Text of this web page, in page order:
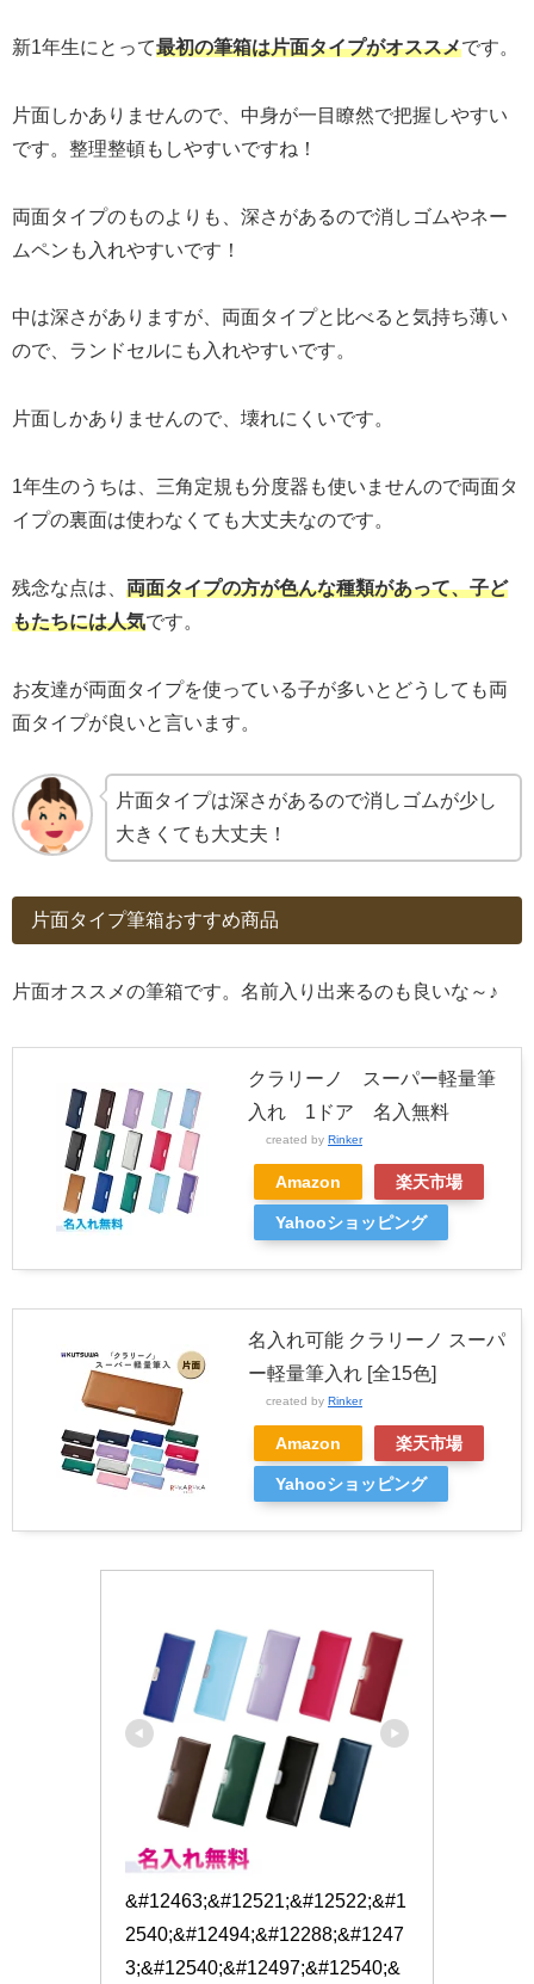
新1年生にとって最初の筆箱は片面タイプがオススメです。
片面しかありませんので、中身が一目瞭然で把握しやすい
です。整理整頓もしやすいですね！
両面タイプのものよりも、深さがあるので消しゴムやネー
ムペンも入れやすいです！
中は深さがありますが、両面タイプと比べると気持ち薄い
ので、ランドセルにも入れやすいです。
片面しかありませんので、壊れにくいです。
1年生のうちは、三角定規も分度器も使いませんので両面タ
イプの裏面は使わなくても大丈夫なのです。
残念な点は、 両面タイプの方が色んな種類があって、子ど
もたちには人気です。
お友達が両面タイプを使っている子が多いとどうしても両
面タイプが良いと言います。
片面タイプは深さがあるので消しゴムが少し
大きくても大丈夫！
片面タイプ筆箱おすすめ商品
片面オススメの筆箱です。名前入り出来るのも良いな～♪
クラリーノ スーパー軽量筆
入れ 1ドア 名入無料
created by Rinker
Amazon 楽天市場
Yahooショッピング
名入れ可能 クラリーノ スーパ
ー軽量筆入れ [全15色]
created by Rinker
Amazon 楽天市場
Yahooショッピング
&#12463;&#12521;&#12522;&#1
2540;&#12494;&#12288;&#1247
3;&#12540;&#12497;&#12540;&